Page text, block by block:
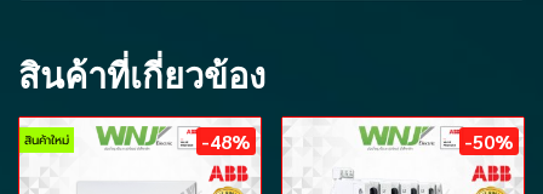
สินค้าที่เกี่ยวข้อง
สินค้าใหม่ -48% -50%